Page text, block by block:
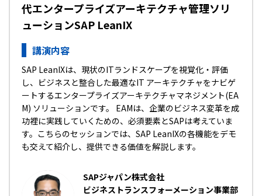
代エンタープライズアーキテクチャ管理ソリ
ューションSAP LeanIX
講演内容
SAP LeanIXは、現状のITランドスケープを視覚化・評価
し、ビジネスと整合した最適なIT アーキテクチャをナビゲ
ートするエンタープライズアーキテクチャマネジメント(EA
M) ソリューションです。 EAMは、企業のビジネス変革を成
功裡に実践していくための、必須要素とSAPは考えていま
す。こちらのセッションでは、SAP LeanIXの各機能をデモ
も交えて紹介し、提供できる価値を解説します。
SAPジャパン株式会社
ビジネストランスフォーメーション事業部